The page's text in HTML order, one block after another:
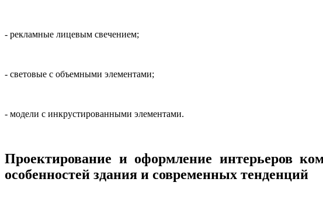
- рекламные лицевым свечением;
- световые с объемными элементами;
- модели с инкрустированными элементами.
Проектирование и оформление интерьеров
особенностей здания и современных тенденций